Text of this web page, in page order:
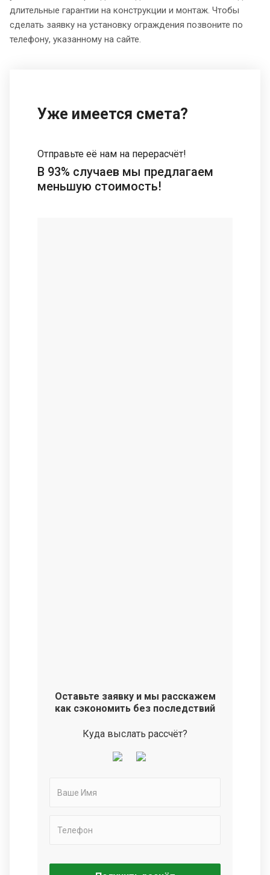
длительные гарантии на конструкции и монтаж. Чтобы
сделать заявку на установку ограждения позвоните по
телефону, указанному на сайте.
Уже имеется смета?
Отправьте её нам на перерасчёт!
В 93% случаев мы предлагаем
меньшую стоимость!
Оставьте заявку и мы расскажем
как сэкономить без последствий
Куда выслать рассчёт?